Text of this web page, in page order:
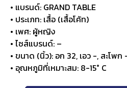
• แบรนด์: GRAND TABLE
• ประเภท: เสื้อ (เสื้อโค้ท)
• เพศ: ผู้หญิง
• ไซส์แบรนด์: –
• ขนาด (นิ้ว): อก 32, เอว -, สะโพก
• อุณหภูมิที่เหมาะสม: 8-15° C